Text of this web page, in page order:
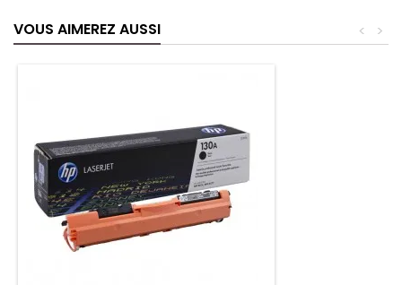
VOUS AIMEREZ AUSSI >
<